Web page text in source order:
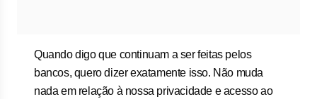
Quando digo que continuam a ser feitas pelos
bancos, quero dizer exatamente isso. Não muda
nada em relação à nossa privacidade e acesso ao